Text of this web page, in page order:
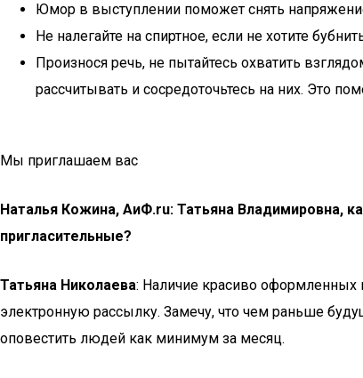
Юмор в выступлении поможет снять
Не налегайте на спиртное, если не хотите
Произнося речь, не пытайтесь охватить
рассчитывать и сосредоточьтесь на них. Это
Мы приглашаем вас
Наталья Кожина, АиФ.ru: Татьяна Владимировна,
пригласительные?
Татьяна Николаева: Наличие красиво оформленных
электронную рассылку. Замечу, что чем раньше
оповестить людей как минимум за месяц.